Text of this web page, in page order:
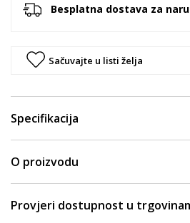
Besplatna dostava za
Sačuvajte u listi želja
Specifikacija
O proizvodu
Provjeri dostupnost u